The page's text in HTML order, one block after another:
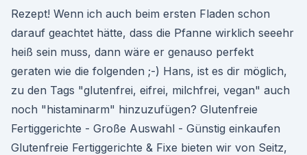
Rezept! Wenn ich auch beim ersten Fladen schon
darauf geachtet hätte, dass die Pfanne wirklich seeehr
heiß sein muss, dann wäre er genauso perfekt
geraten wie die folgenden ;-) Hans, ist es dir möglich,
zu den Tags "glutenfrei, eifrei, milchfrei, vegan" auch
noch "histaminarm" hinzuzufügen? Glutenfreie
Fertiggerichte - Große Auswahl - Günstig einkaufen
Glutenfreie Fertiggerichte & Fixe bieten wir von Seitz,